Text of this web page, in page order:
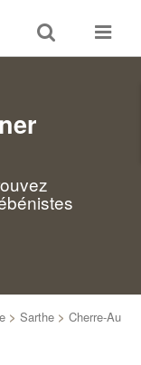
Toggle
search
Toggle
> Sarthe > Cherre-Au